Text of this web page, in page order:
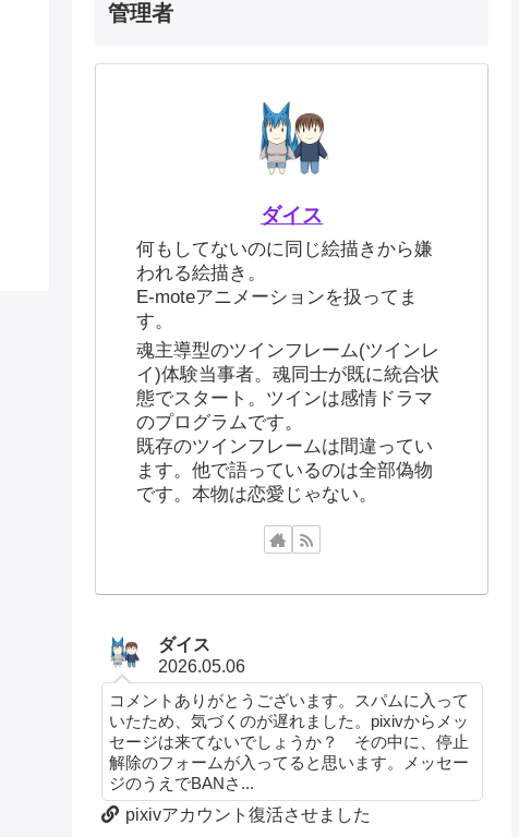
管理者
ダイス
何もしてないのに同じ絵描きから嫌
われる絵描き。
E-moteアニメーションを扱ってま
す。
魂主導型のツインフレーム(ツインレ
イ)体験当事者。魂同士が既に統合状
態でスタート。ツインは感情ドラマ
のプログラムです。
既存のツインフレームは間違ってい
ます。他で語っているのは全部偽物
です。本物は恋愛じゃない。
ダイス
2026.05.06
コメントありがとうございます。スパムに入って
いたため、気づくのが遅れました。pixivからメッ
セージは来てないでしょうか？ その中に、停止
解除のフォームが入ってると思います。メッセー
ジのうえでBANさ...
pixivアカウント復活させました